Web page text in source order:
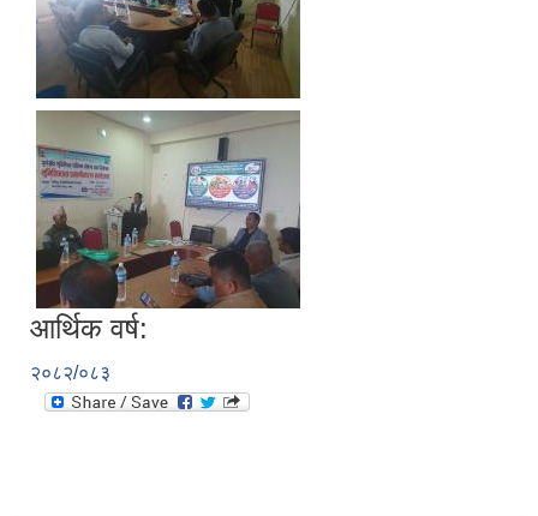
आर्थिक वर्ष:
२०८२/०८३